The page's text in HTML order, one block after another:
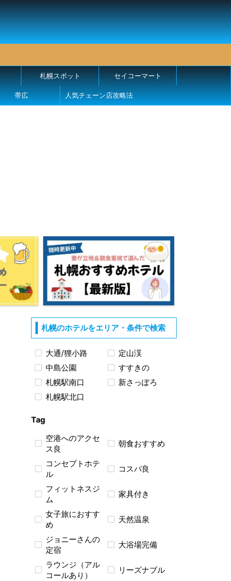
札幌スポット セイコーマート
帯広 人気チェーン店攻略法
札幌のホテルをエリア・条件で検索
大通/狸小路
定山渓
中島公園
すすきの
札幌駅南口
新さっぽろ
札幌駅北口
Tag
空港へのアクセ
ス良
朝食おすすめ
コンセプトホテ
ル
コスパ良
フィットネスジ
ム
家具付き
女子旅におすす
め
天然温泉
ジョニーさんの
定宿
大浴場完備
ラウンジ（アル
コールあり）
リーズナブル